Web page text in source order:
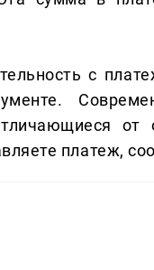
с
платеж,